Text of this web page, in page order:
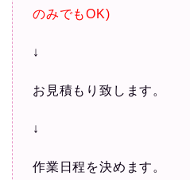
のみでもOK)
↓
お見積もり致します。
↓
作業日程を決めます。